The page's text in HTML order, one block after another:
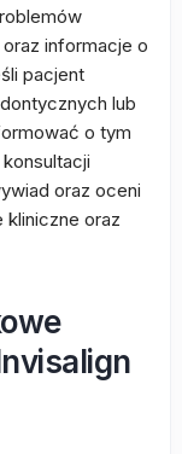
informacje o
pacjent
lub
o tym
oraz oceni
kliniczne oraz